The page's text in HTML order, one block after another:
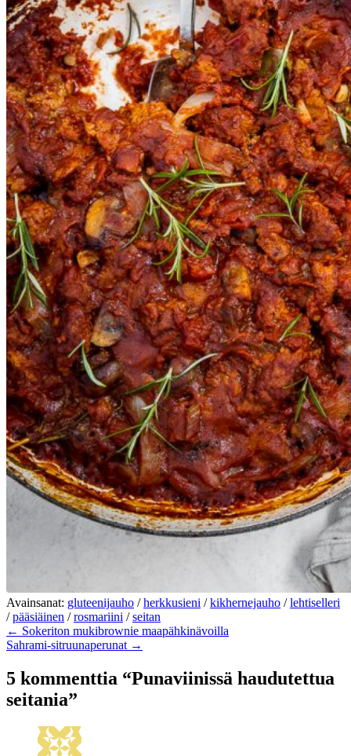
Avainsanat: gluteenijauho /herkkusieni /kikhernejauho /lehtiselleri
/pääsiäinen /rosmariini /seitan
← Sokeriton mukibrownie maapähkinävoilla
Sahrami-sitruunaperunat →
5 kommenttia “Punaviinissä haudutettua
seitania”